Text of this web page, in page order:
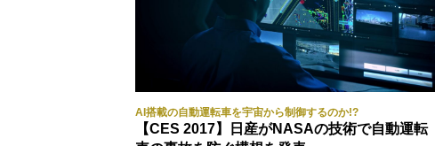
AI搭載の自動運転車を宇宙から制御するのか!?
【CES 2017】日産がNASAの技術で自動運転